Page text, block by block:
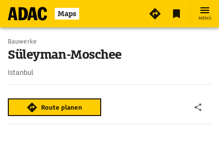
Maps MENÜ
Bauwerke
Süleyman-Moschee
Istanbul
Route planen